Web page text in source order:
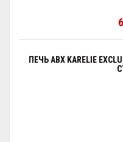
ПЕЧЬ ABX KARELIE